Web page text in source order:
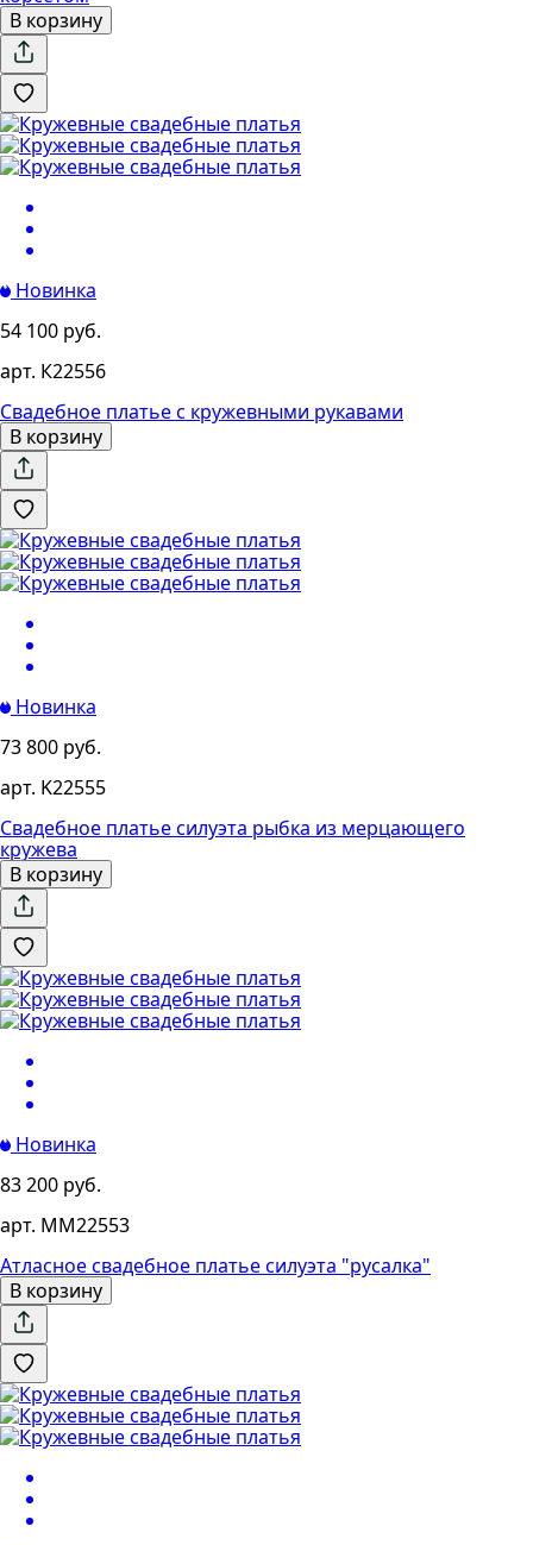
В корзину
Новинка
54 100 руб.
арт. К22556
Свадебное платье с кружевными рукавами
В корзину
Новинка
73 800 руб.
арт. K22555
Свадебное платье силуэта рыбка из мерцающего
кружева
В корзину
Новинка
83 200 руб.
арт. MM22553
Атласное свадебное платье силуэта "русалка"
В корзину